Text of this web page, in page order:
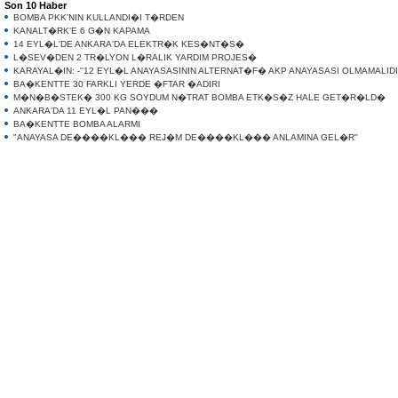
Son 10 Haber
BOMBA PKK'NIN KULLANDI�I T�RDEN
KANALT�RK'E 6 G�N KAPAMA
14 EYL�L'DE ANKARA'DA ELEKTR�K KES�NT�S�
L�SEV�DEN 2 TR�LYON L�RALIK YARDIM PROJES�
KARAYAL�IN: -''12 EYL�L ANAYASASININ ALTERNAT�F� AKP ANAYASASI
BA�KENTTE 30 FARKLI YERDE �FTAR �ADIRI
M�N�B�STEK� 300 KG SOYDUM N�TRAT BOMBA ETK�S�Z HALE GET�R�LD�
ANKARA'DA 11 EYL�L PAN���
BA�KENTTE BOMBA ALARMI
"ANAYASA DE����KL��� REJ�M DE����KL��� ANLAMINA GEL�R"